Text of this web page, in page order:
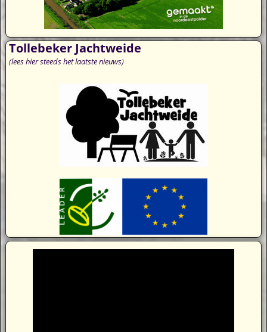
Tollebeker Jachtweide
(lees hier steeds het laatste nieuws)